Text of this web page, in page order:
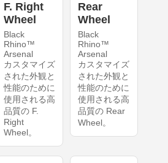
F. Right
Wheel
Black
Rhino™
Arsenal
カスタマイズ
された外観と
性能のために
使用される高
品質の F.
Right
Wheel。
Rear
Wheel
Black
Rhino™
Arsenal
カスタマイズ
された外観と
性能のために
使用される高
品質の Rear
Wheel。